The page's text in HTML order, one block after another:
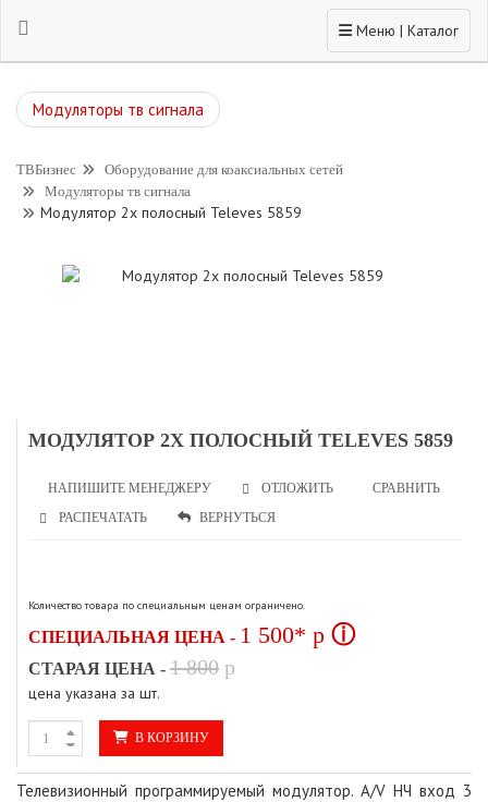
Toggle navigation
Меню | Каталог
Модуляторы тв сигнала
ТВБизнес
Оборудование для коаксиальных сетей
Модуляторы тв сигнала
Модулятор 2х полосный Televes 5859
МОДУЛЯТОР 2Х ПОЛОСНЫЙ TELEVES 5859
НАПИШИТЕ МЕНЕДЖЕРУ ОТЛОЖИТЬ
СРАВНИТЬ
РАСПЕЧАТАТЬ
ВЕРНУТЬСЯ
Количество товара по специальным ценам ограничено.
СПЕЦИАЛЬНАЯ ЦЕНА - 1 500* p ⓘ
СТАРАЯ ЦЕНА - 1 800 p
цена указана за шт.
В КОРЗИНУ
Телевизионный программируемый модулятор. A/V НЧ вход 3